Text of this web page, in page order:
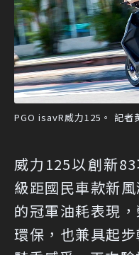
PGO isavR威力125。 記者
威力125以創新
級距國民車款新
的冠軍油耗表現
環保，也兼具起